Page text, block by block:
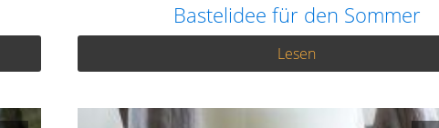
Bastelidee für den Sommer
Lesen